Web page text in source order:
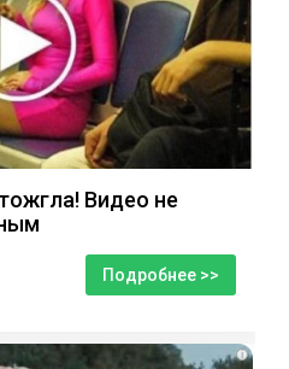
Видео не
Подробнее >>
i